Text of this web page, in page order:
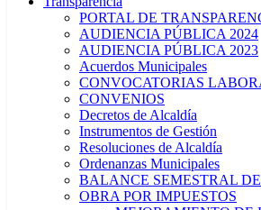
PORTAL DE
AUDIENCIA PÚBLICA 2024
AUDIENCIA PÚBLICA 2023
Acuerdos Municipales
CONVOCATORIAS
CONVENIOS
Decretos de Alcaldía
Instrumentos de Gestión
Resoluciones de Alcaldía
Ordenanzas Municipales
BALANCE SEMESTRAL
OBRA POR IMPUESTOS